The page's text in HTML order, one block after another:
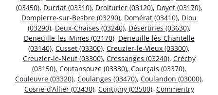
(03450), Durdat (03310), Droiturier (03120), Doyet (03170),
Dompierre-sur-Besbre (03290), Domérat (03410), Diou
(03290), Deux-Chaises (03240), Désertines (03630),
Deneuille-les-Mines (03170), Deneuille-lès-Chantelle
(03140), Cusset (03300), Creuzier-le-Vieux (03300),
Creuzier-le-Neuf (03300), Cressanges (03240), Créchy
(03150), Coutansouze (03330), Courçais (03370),
Couleuvre (03320), Coulanges (03470), Coulandon (03000),
Cosne-d’Allier (03430), Contigny (03500), Commentry